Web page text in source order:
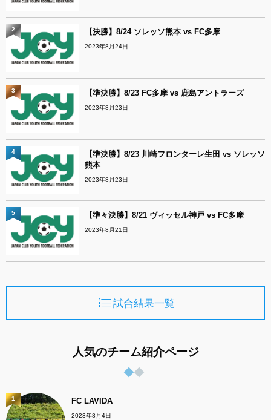
【決勝】8/24 ソレッソ熊本 vs FC多摩
2023年8月24日
2
【準決勝】8/23 FC多摩 vs 鹿島アントラーズ
2023年8月23日
3
【準決勝】8/23 川崎フロンターレ生田 vs ソレッソ
熊本
2023年8月23日
4
【準々決勝】8/21 ヴィッセル神戸 vs FC多摩
2023年8月21日
5
試合結果一覧
人気のチーム紹介ページ
FC LAVIDA
2023年8月4日
1